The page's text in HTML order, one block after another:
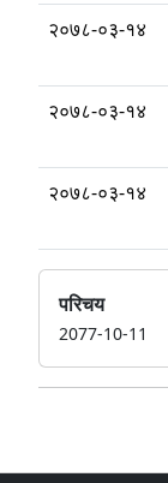
२०७८-०३-१४
२०७८-०३-१४
२०७८-०३-१४
परिचय
2077-10-11